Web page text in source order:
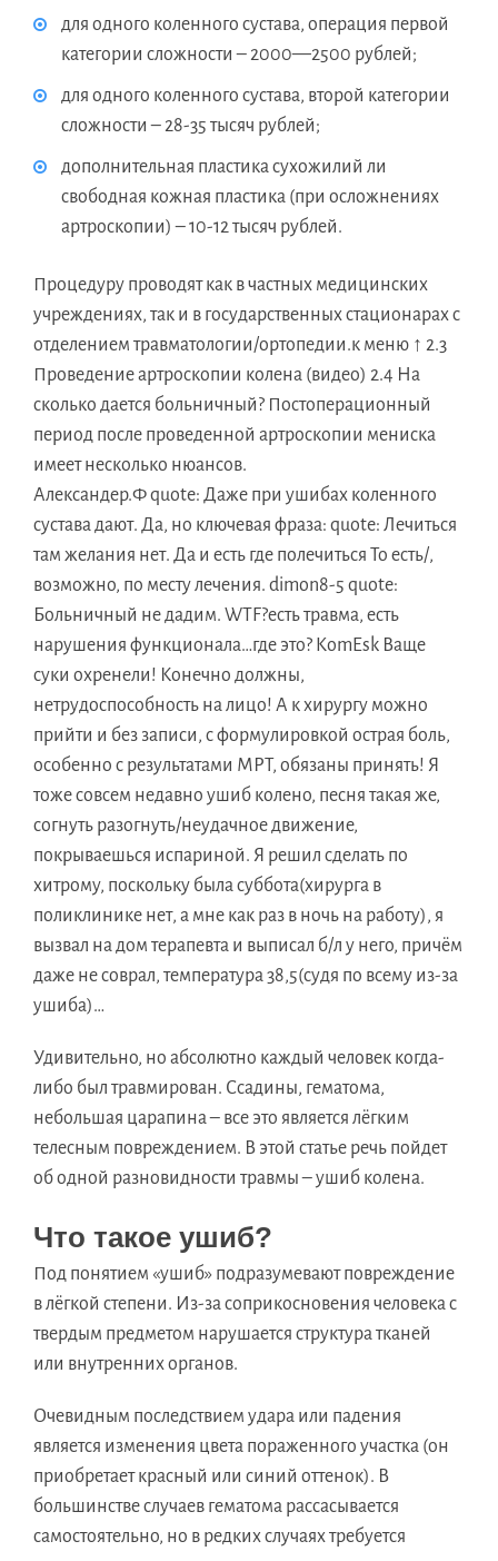
для одного коленного сустава, операция первой
категории сложности – 2000—2500 рублей;
для одного коленного сустава, второй категории
сложности – 28-35 тысяч рублей;
дополнительная пластика сухожилий ли
свободная кожная пластика (при осложнениях
артроскопии) – 10-12 тысяч рублей.
Процедуру проводят как в частных медицинских
учреждениях, так и в государственных стационарах с
отделением травматологии/ортопедии.к меню ↑ 2.3
Проведение артроскопии колена (видео) 2.4 На
сколько дается больничный? Постоперационный
период после проведенной артроскопии мениска
имеет несколько нюансов.
Александер.Ф quote: Даже при ушибах коленного
сустава дают. Да, но ключевая фраза: quote: Лечиться
там желания нет. Да и есть где полечиться То есть/,
возможно, по месту лечения. dimon8-5 quote:
Больничный не дадим. WTF?есть травма, есть
нарушения функционала…где это? KomEsk Ваще
суки охренели! Конечно должны,
нетрудоспособность на лицо! А к хирургу можно
прийти и без записи, с формулировкой острая боль,
особенно с результатами МРТ, обязаны принять! Я
тоже совсем недавно ушиб колено, песня такая же,
согнуть разогнуть/неудачное движение,
покрываешься испариной. Я решил сделать по
хитрому, поскольку была суббота(хирурга в
поликлинике нет, а мне как раз в ночь на работу), я
вызвал на дом терапевта и выписал б/л у него, причём
даже не соврал, температура 38,5(судя по всему из-за
ушиба)…
Удивительно, но абсолютно каждый человек когда-
либо был травмирован. Ссадины, гематома,
небольшая царапина – все это является лёгким
телесным повреждением. В этой статье речь пойдет
об одной разновидности травмы – ушиб колена.
Что такое ушиб?
Под понятием «ушиб» подразумевают повреждение
в лёгкой степени. Из-за соприкосновения человека с
твердым предметом нарушается структура тканей
или внутренних органов.
Очевидным последствием удара или падения
является изменения цвета пораженного участка (он
приобретает красный или синий оттенок). В
большинстве случаев гематома рассасывается
самостоятельно, но в редких случаях требуется